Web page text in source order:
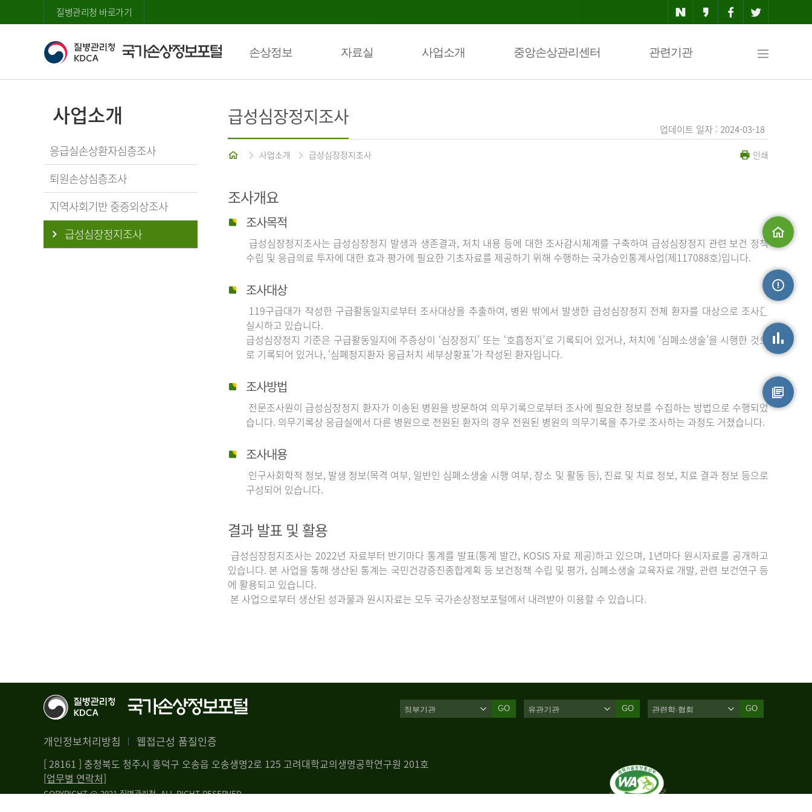
질병관리청 바로가기
손상정보 자료실 사업소개 중앙손상관리센터 관련기관
맵
사업소개
응급실손상환자심층조사
퇴원손상심층조사
지역사회기반 중증외상조사
급성심장정지조사
업데이트 일자 : 2024-03-18
급성심장정지조사
홈 사업소개 급성심장정지조사 인쇄
조사개요
조사목적
급성심장정지조사는 급성심장정지 발생과 생존결과, 처치 내용 등에 대한 조사감시체계를 구축하여 급성심장정지 관련 보건 정책
수립 및 응급의료 투자에 대한 효과 평가에 필요한 기초자료를 제공하기 위해 수행하는 국가승인통계사업(제117088호)입니다.
조사대상
119구급대가 작성한 구급활동일지로부터 조사대상을 추출하여, 병원 밖에서 발생한 급성심장정지 전체 환자를 대상으로 조사를
실시하고 있습니다.
급성심장정지 기준은 구급활동일지에 주증상이 ‘심장정지’ 또는 ‘호흡정지’로 기록되어 있거나, 처치에 ‘심폐소생술’을 시행한 것으
로 기록되어 있거나, ‘심폐정지환자 응급처치 세부상황표’가 작성된 환자입니다.
조사방법
전문조사원이 급성심장정지 환자가 이송된 병원을 방문하여 의무기록으로부터 조사에 필요한 정보를 수집하는 방법으로 수행되었
습니다. 의무기록상 응급실에서 다른 병원으로 전원된 환자의 경우 전원된 병원의 의무기록을 추가로 조사하는 과정도 거쳤습니다.
조사내용
인구사회학적 정보, 발생 정보(목격 여부, 일반인 심폐소생술 시행 여부, 장소 및 활동 등), 진료 및 치료 정보, 치료 결과 정보 등으로
구성되어 있습니다.
결과 발표 및 활용
급성심장정지조사는 2022년 자료부터 반기마다 통계를 발표(통계 발간, KOSIS 자료 제공)하고 있으며, 1년마다 원시자료를 공개하고
있습니다. 본 사업을 통해 생산된 통계는 국민건강증진종합계획 등 보건정책 수립 및 평가, 심폐소생술 교육자료 개발, 관련 보건연구 등
에 활용되고 있습니다.
본 사업으로부터 생산된 성과물과 원시자료는 모두 국가손상정보포털에서 내려받아 이용할 수 있습니다.
개인정보처리방침 웹접근성 품질인증
GO GO GO
[ 28161 ] 충청북도 청주시 흥덕구 오송읍 오송생명2로 125 고려대학교의생명공학연구원 201호
[업무별 연락처]
COPYRIGHT @ 2021 질병관리청. ALL RIGHT RESERVED
손상정보
원시자료